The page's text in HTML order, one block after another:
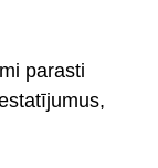
parasti